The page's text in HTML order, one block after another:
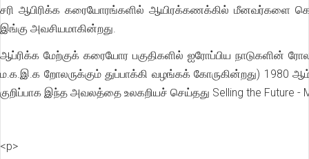
சரி ஆபிரிக்க கரையோரங்களில் ஆயிரக்கணக்கில் மீனவர்களை
இங்கு அவசியமாகின்றது.
ஆப்ரிக்க மேற்குக் கரையோர பகுதிகளில் ஐரோப்பிய நாடுகளின்
ம.க.இ.க றோலருக்கும் துப்பாக்கி வழங்கக் கோருகின்றது)
குறிப்பாக இந்த அவலத்தை உலகறியச் செய்தது Selling the
<p>